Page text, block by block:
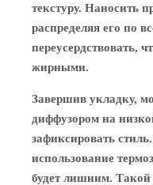
текстуру. Наносить
распределяя его по
переусердствовать,
жирными.
Завершив укладку,
диффузором на
зафиксировать
использование
будет лишним. Такой